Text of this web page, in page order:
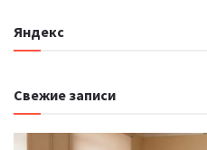
Яндекс
Свежие записи